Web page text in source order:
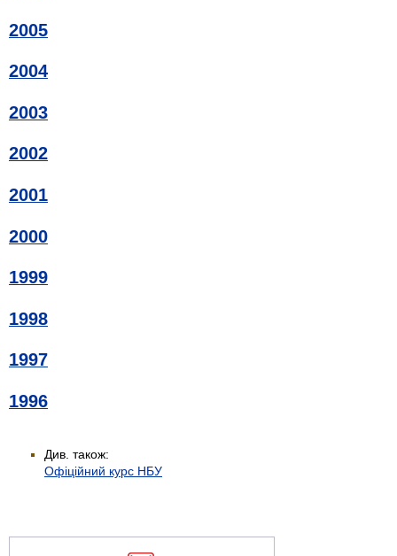
2005
2004
2003
2002
2001
2000
1999
1998
1997
1996
Див. також:
Офіційний курс НБУ